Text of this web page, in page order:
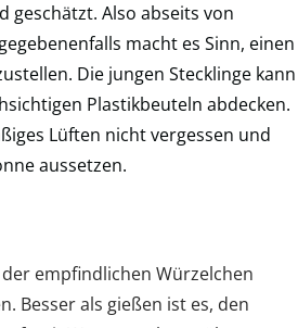
geschätzt. Also abseits von
macht es Sinn, einen
Die jungen Stecklinge kann
Plastikbeuteln abdecken.
Lüften nicht vergessen und
aussetzen.
empfindlichen Würzelchen
Besser als gießen ist es, den